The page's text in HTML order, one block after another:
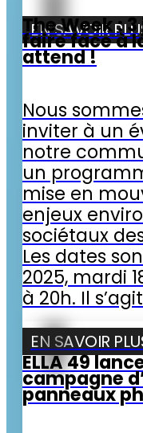
EN SAVOIR
The Week :
faire face à
attend !
Nous
inviter à un
notre
un
mise en
enjeux
sociétaux
Les dates
2025, mardi
à 20h. Il
EN SAVOIR
ELLA 49
campagne
panneaux